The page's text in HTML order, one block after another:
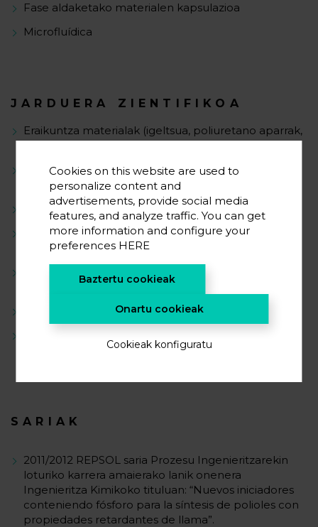
Fase aldaketako materialen kapsulazioa
Microfluídica
JARDUERA ZIENTIFIKOA
Eraikuntza materialak (igeltsua, poliuretano aparrak,
adreiluak eta hormigoia)
Mikrokapsulak “Spray Dry” bidez ekoizteko lantegi
pilotu baten martsan jartzea eta optimizazioa
Sugar atzeratze materialak
Suspentsio polimerizazio bidezko
mikroenkapsulatzea
aminofosforatuen sintensia
Sol-gel bidezko nanopartikulen sintesia
SARIAK
2011/2012 REPSOL saria Prozesu Ingenieritzarekin
loturiko karrera amaierako lanik onenera
Ingenieritza Kimikoko tituluan: “Nuevos iniciadores
conteniendo fósforo para la síntesis de polioles con
propiedades retardantes de llama”.
Cookies on this website are used to
personalize content and
advertisements, provide social media
features, and analyze traffic. You can get
more information and configure your
preferences HERE
Baztertu cookieak
Onartu cookieak
Cookieak konfiguratu